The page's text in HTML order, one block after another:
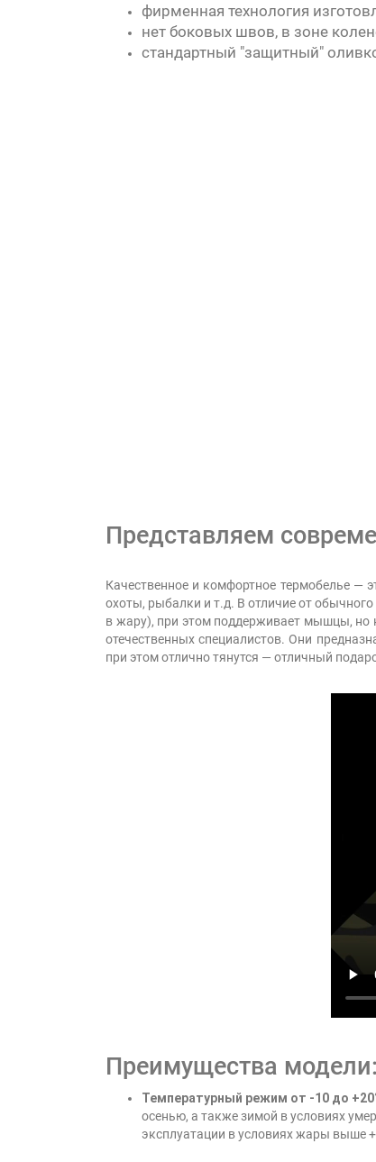
фирменная технология
нет боковых швов, в зоне
стандартный "защитный"
Представляем
Качественное и комфортное термобелье —
охоты, рыбалки и т.д. В отличие от
в жару), при этом поддерживает мышцы, но
отечественных специалистов. Они
при этом отлично тянутся — отличный
Преимущества модели:
Температурный режим от -10 до
осенью, а также зимой в условиях
эксплуатации в условиях жары выше